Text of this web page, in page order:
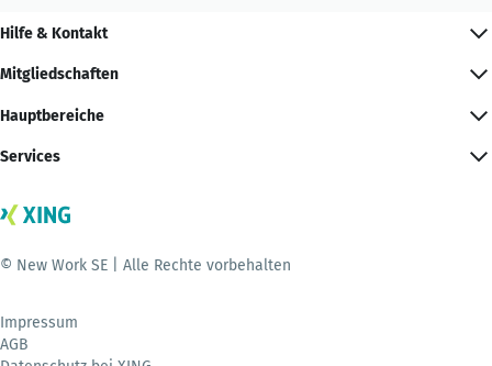
Hilfe & Kontakt
Mitgliedschaften
Hauptbereiche
Services
© New Work SE | Alle Rechte vorbehalten
Impressum
AGB